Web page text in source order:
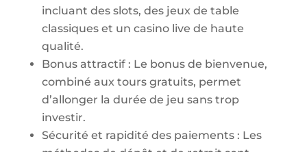
incluant des slots, des jeux de table
classiques et un casino live de haute
qualité.
Bonus attractif : Le bonus de bienvenue,
combiné aux tours gratuits, permet
d’allonger la durée de jeu sans trop
investir.
Sécurité et rapidité des paiements : Les